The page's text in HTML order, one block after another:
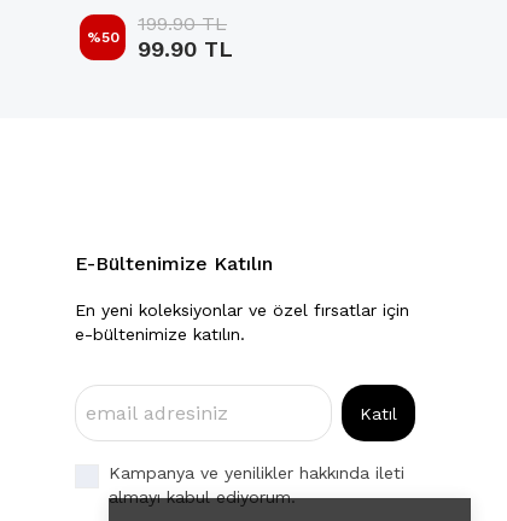
%50
199.90 TL
99.90 TL
E-Bültenimize Katılın
En yeni koleksiyonlar ve özel fırsatlar için
e-bültenimize katılın.
Katıl
Kampanya ve yenilikler hakkında ileti
almayı kabul ediyorum.